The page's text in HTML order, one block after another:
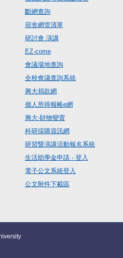
斷網查詢
宿舍網管清單
研討會.演講
EZ-come
會議場地查詢
全校會議查詢系統
興大捐款網
個人所得報帳e網
興大-財物變賣
科研採購資訊網
研習暨演講活動報名系統
生活助學金申請 - 登入
電子公文系統登入
公文附件下載區